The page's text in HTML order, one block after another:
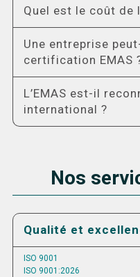
Quel est le coût de
Une entreprise
certification EMAS
L’EMAS est-il
international ?
Nos
Qualité et
ISO 9001
ISO 9001:2026